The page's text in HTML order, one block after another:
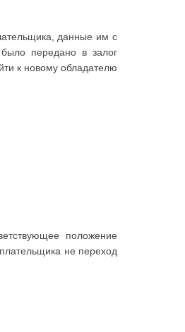
данные им с
передано в залог
к новому обладателю
положение
не переход